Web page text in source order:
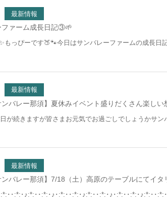
最新情報
ファーム成長日記③🌱
もっぴーです🍑🐾今日はサンバレーファームの成長日
最新情報
ンバレー那須】夏休みイベント盛りだくさん楽し
が続きますが皆さまお元気でお過ごしでしょうかサン
最新情報
ンバレー那須】7/18（土）高原のテーブルにてイ
･･:*:･♪:*:･･:*:･♪･:*:･･:*:･♪:*:･･:*:･♪･:*:･･:*:･♪:*:･･:*: